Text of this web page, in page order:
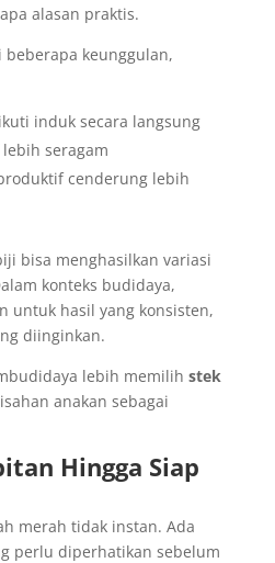
alasan praktis.
keunggulan,
induk secara langsung
seragam
cenderung lebih
bisa menghasilkan variasi
konteks budidaya,
untuk hasil yang konsisten,
diinginkan.
lebih memilih stek
anakan sebagai
Hingga Siap
merah tidak instan. Ada
perlu diperhatikan sebelum